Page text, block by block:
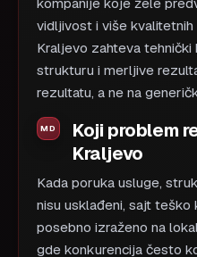
kompanije koje žele
vidljivost i više
Kraljevo zahteva tehnički
strukturu i merljive
rezultatu, a ne na
Koji problem
Kraljevo
Kada poruka usluge,
nisu usklađeni, sajt teško
posebno izraženo na
gde konkurencija često